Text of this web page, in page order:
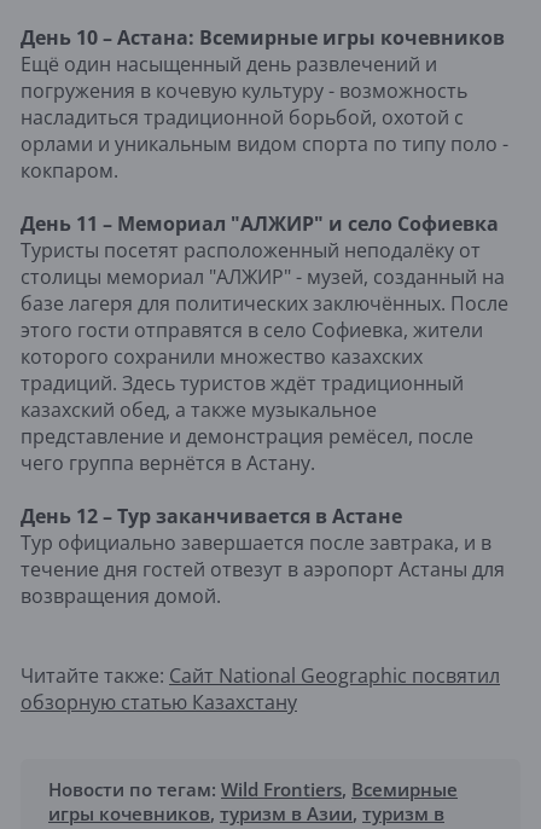
День 10 – Астана: Всемирные игры кочевников
Ещё один насыщенный день развлечений и
погружения в кочевую культуру - возможность
насладиться традиционной борьбой, охотой с
орлами и уникальным видом спорта по типу поло -
кокпаром.
День 11 – Мемориал "АЛЖИР" и село Софиевка
Туристы посетят расположенный неподалёку от
столицы мемориал "АЛЖИР" - музей, созданный на
базе лагеря для политических заключённых. После
этого гости отправятся в село Софиевка, жители
которого сохранили множество казахских
традиций. Здесь туристов ждёт традиционный
казахский обед, а также музыкальное
представление и демонстрация ремёсел, после
чего группа вернётся в Астану.
День 12 – Тур заканчивается в Астане
Тур официально завершается после завтрака, и в
течение дня гостей отвезут в аэропорт Астаны для
возвращения домой.
Читайте также: Сайт National Geographic посвятил
обзорную статью Казахстану
Новости по тегам: Wild Frontiers, Всемирные
игры кочевников, туризм в Азии, туризм в